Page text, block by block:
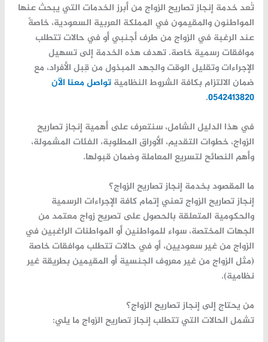
تُعدخدمة إنجاز تصاريح الزواج من أبرز الخدمات التي يبحث عنها
المواطنون والمقيمون في المملكة العربية السعودية، خاصةً
عند الرغبة في الزواج من طرف أجنبي أو في حالات تتطلب
موافقات رسمية خاصة. تهدف هذه الخدمة إلى تسهيل
الإجراءات وتقليل الوقت والجهد المبذول من قِبل الأفراد، مع
ضمان الالتزام بكافة الشروط النظاميةتواصل معنا الآن
0542413820
.
في هذا الدليل الشامل، سنتعرف على أهميةإنجاز تصاريح
الزواج، خطوات التقديم، الأوراق المطلوبة، الفئات المشمولة،
وأهم النصائح لتسريع المعاملة وضمان قبولها.
ما المقصود بخدمة إنجاز تصاريح الزواج؟
إنجاز تصاريح الزواجتعني إتمام كافة الإجراءات الرسمية
والحكومية المتعلقة بالحصول على تصريح زواج معتمد من
الجهات المختصة، سواء للمواطنين أو المواطنات الراغبين في
الزواج من غير سعوديين، أو في حالات تتطلب موافقات خاصة
(مثل الزواج من غير معروف الجنسية أو المقيمين بطريقة غير
نظامية).
من يحتاج إلى إنجاز تصاريح الزواج؟
تشمل الحالات التي تتطلبإنجاز تصاريح الزواج ما يلي: